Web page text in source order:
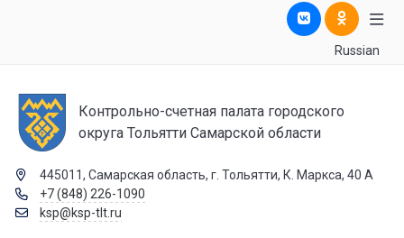
Russian
Контрольно-счетная палата городского
округа Тольятти Самарской области
445011, Самарская область, г. Тольятти, К. Маркса, 40 А
+7 (848) 226-1090
ksp@ksp-tlt.ru